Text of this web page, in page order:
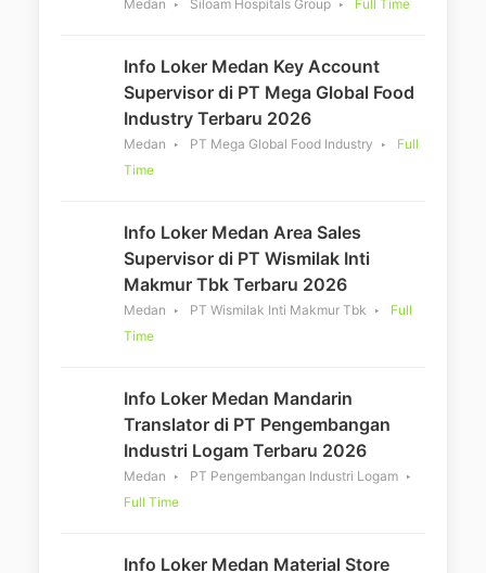
Medan Siloam Hospitals Group Full Time
Info Loker Medan Key Account
Supervisor di PT Mega Global Food
Industry Terbaru 2026
Medan PT Mega Global Food Industry
Full
Time
Info Loker Medan Area Sales
Supervisor di PT Wismilak Inti
Makmur Tbk Terbaru 2026
Medan PT Wismilak Inti Makmur Tbk
Full
Time
Info Loker Medan Mandarin
Translator di PT Pengembangan
Industri Logam Terbaru 2026
Medan
PT Pengembangan Industri Logam
Full Time
Info Loker Medan Material Store